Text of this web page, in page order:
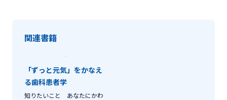
関連書籍
「ずっと元気」をかなえ
る歯科患者学
知りたいこと あなたにかわ